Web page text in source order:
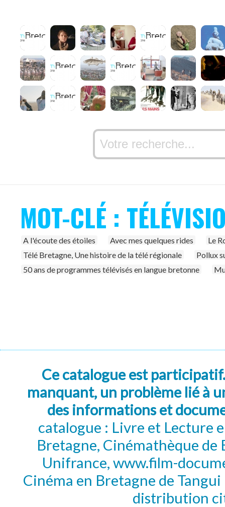
MOT-CLÉ :
A l'écoute des étoiles Avec mes quelques rides
Le
Télé Bretagne, Une histoire de la télé régionale
Pollux
50 ans de programmes télévisés en langue bretonne
Ce catalogue est
manquant, un problème lié à
des informations et
catalogue : Livre et Lecture
Bretagne, Cinémathèque de
Unifrance, www.film-
Cinéma en Bretagne de
distribution